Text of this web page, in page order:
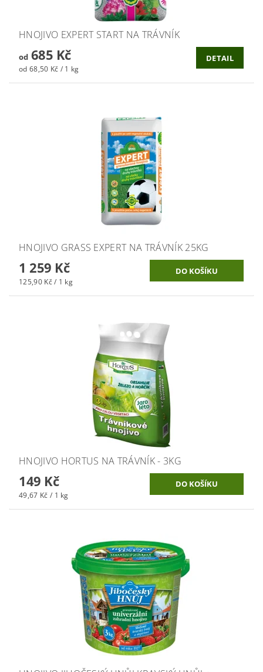
HNOJIVO EXPERT START NA TRÁVNÍK
od685 Kč
od 68,50 Kč / 1 kg
DETAIL
HNOJIVO GRASS EXPERT NA TRÁVNÍK 25KG
1 259 Kč
125,90 Kč / 1 kg
HNOJIVO HORTUS NA TRÁVNÍK - 3KG
149 Kč
49,67 Kč / 1 kg